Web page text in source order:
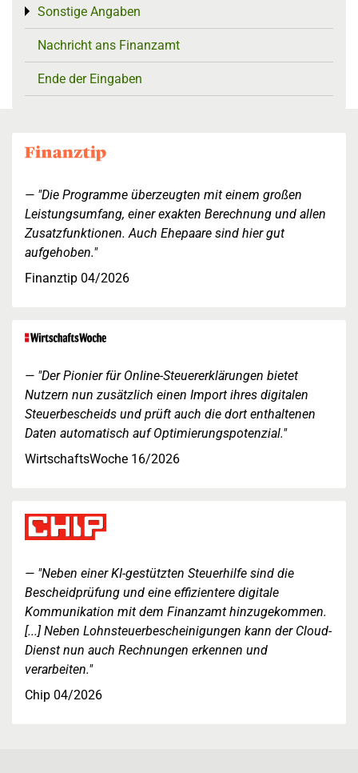
Sonstige Angaben
Toggle menu
Nachricht ans Finanzamt
Ende der Eingaben
"Die Programme überzeugten mit einem großen
Leistungsumfang, einer exakten Berechnung und allen
Zusatzfunktionen. Auch Ehepaare sind hier gut
aufgehoben."
Finanztip 04/2026
"Der Pionier für Online-Steuererklärungen bietet
Nutzern nun zusätzlich einen Import ihres digitalen
Steuerbescheids und prüft auch die dort enthaltenen
Daten automatisch auf Optimierungspotenzial."
WirtschaftsWoche 16/2026
"Neben einer KI-gestützten Steuerhilfe sind die
Bescheidprüfung und eine effizientere digitale
Kommunikation mit dem Finanzamt hinzugekommen.
[...] Neben Lohnsteuerbescheinigungen kann der Cloud-
Dienst nun auch Rechnungen erkennen und
verarbeiten."
Chip 04/2026